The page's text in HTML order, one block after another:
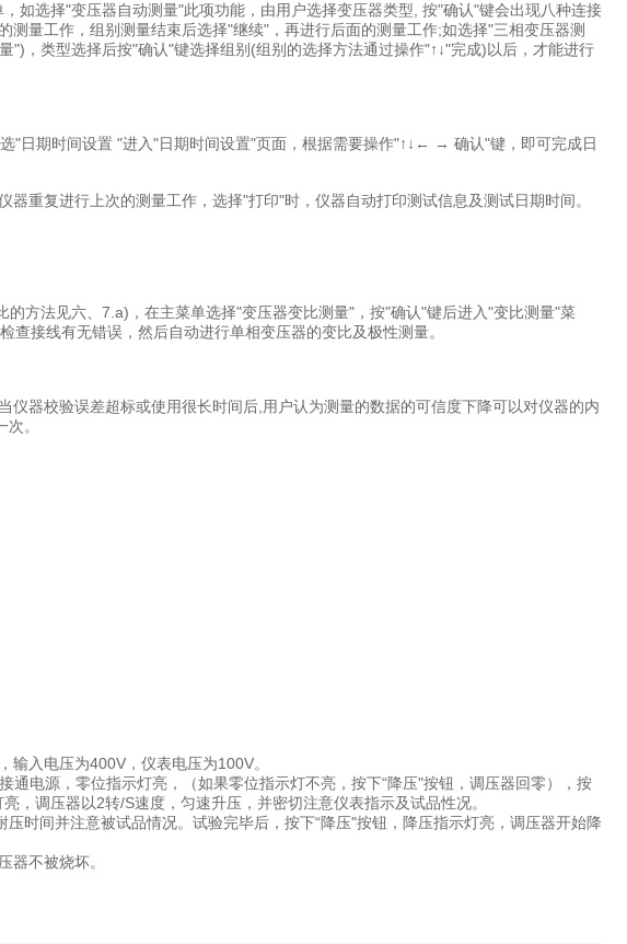
如选择"变压器自动测量"此项功能，由用户选择变压器类型, 按"确认"键会出现八种连接
量工作，组别测量结束后选择"继续"，再进行后面的测量工作;如选择"三相变压器测
，类型选择后按"确认"键选择组别(组别的选择方法通过操作"↑↓"完成)以后，才能进行
"日期时间设置 "进入"日期时间设置"页面，根据需要操作"↑↓← → 确认"键，即可完成日
重复进行上次的测量工作，选择"打印"时，仪器自动打印测试信息及测试日期时间。
方法见六、7.a)，在主菜单选择"变压器变比测量"，按"确认"键后进入"变比测量"菜
接线有无错误，然后自动进行单相变压器的变比及极性测量。
器校验误差超标或使用很长时间后,用户认为测量的数据的可信度下降可以对仪器的内
。
入电压为400V，仪表电压为100V。
通电源，零位指示灯亮，（如果零位指示灯不亮，按下“降压"按钮，调压器回零），按
，调压器以2转/S速度，匀速升压，并密切注意仪表指示及试品性况。
时间并注意被试品情况。试验完毕后，按下“降压"按钮，降压指示灯亮，调压器开始降
器不被烧坏。